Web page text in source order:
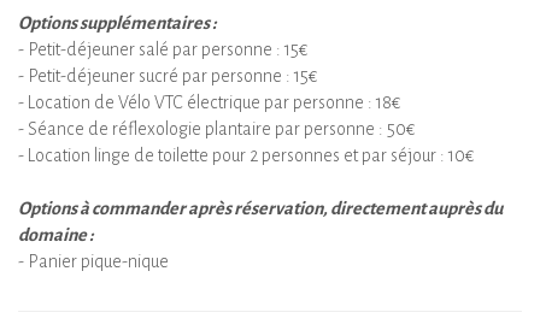
Options supplémentaires :
- Petit-déjeuner salé par personne : 15€
- Petit-déjeuner sucré par personne : 15€
- Location de Vélo VTC électrique par personne : 18€
- Séance de réflexologie plantaire par personne : 50€
- Location linge de toilette pour 2 personnes et par séjour : 10€
Options à commander après réservation, directement auprès du
domaine :
- Panier pique-nique